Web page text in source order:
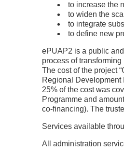
to increase the
to widen the
to integrate
to define new
ePUAP2 is a public
process of
The cost of the project
Regional Development
25% of the cost was
Programme and
co-financing). The
Services available
All administration